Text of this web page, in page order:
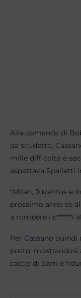
Alla domanda di
da scudetto,
mille difficoltà è
aspettava Spalletti
“Milan, Juventus e
prossimo anno se
a rompere i c******i
Per Cassano quindi
posto, mostrandosi
calcio di Sarri e